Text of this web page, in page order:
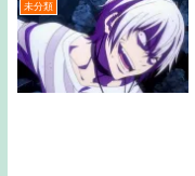
未分類